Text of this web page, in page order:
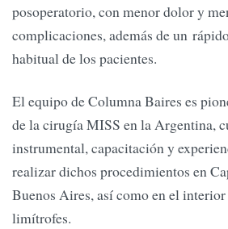
posoperatorio, con menor dolor y
complicaciones, además de un
habitual de los pacientes.
El equipo de Columna Baires es
de la cirugía MISS en la Argentina,
instrumental, capacitación y
realizar dichos procedimientos en
Buenos Aires, así como en el
limítrofes.